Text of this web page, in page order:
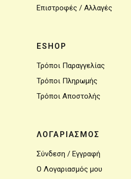
Επιστροφές / Αλλαγές
ESHOP
Τρόποι Παραγγελίας
Τρόποι Πληρωμής
Τρόποι Αποστολής
ΛΟΓΑΡΙΑΣΜΟΣ
Σύνδεση / Εγγραφή
Ο Λογαριασμός μου